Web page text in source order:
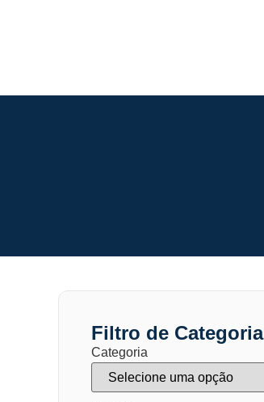
Filtro de Categoria
Categoria